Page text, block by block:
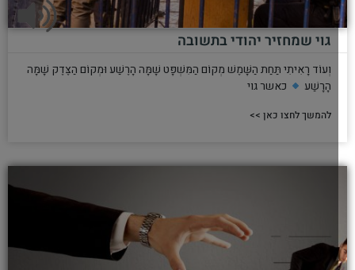
גוי שמחזיר יהודי בתשובה
וְעוֹד רָאִיתִי תַּחַת הַשָּׁמֶשׁ מְקוֹם הַמִּשְׁפָּט שָׁמָּה הָרֶשַׁע וּמְקוֹם הַצֶּדֶק שָׁמָּה
הָרָשַׁע
כאשר גוי
להמשך לחצו כאן >>